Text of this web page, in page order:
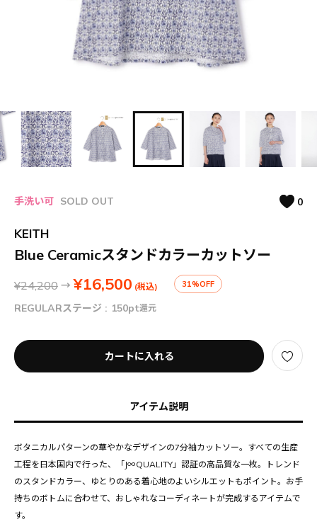
手洗い可 SOLD OUT 0
KEITH
Blue Ceramicスタンドカラーカットソー
¥24,200 → ¥16,500 (税込) 31%OFF
REGULARステージ : 150pt還元
カートに入れる
アイテム説明
ボタニカルパターンの華やかなデザインの7分袖カットソー。すべての生産
工程を日本国内で行った、「J∞QUALITY」認証の高品質な一枚。トレンド
のスタンドカラー、ゆとりのある着心地のよいシルエットもポイント。お手
持ちのボトムに合わせて、おしゃれなコーディネートが完成するアイテムで
す。